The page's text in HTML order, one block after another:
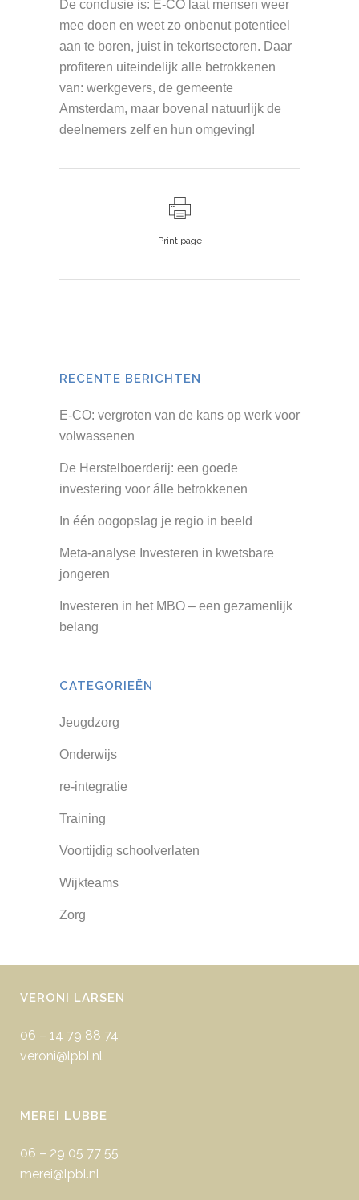
De conclusie is: E-CO laat mensen weer
mee doen en weet zo onbenut potentieel
aan te boren, juist in tekortsectoren. Daar
profiteren uiteindelijk alle betrokkenen
van: werkgevers, de gemeente
Amsterdam, maar bovenal natuurlijk de
deelnemers zelf en hun omgeving!
Print page
RECENTE BERICHTEN
E-CO: vergroten van de kans op werk voor
volwassenen
De Herstelboerderij: een goede
investering voor álle betrokkenen
In één oogopslag je regio in beeld
Meta-analyse Investeren in kwetsbare
jongeren
Investeren in het MBO – een gezamenlijk
belang
CATEGORIEËN
Jeugdzorg
Onderwijs
re-integratie
Training
Voortijdig schoolverlaten
Wijkteams
Zorg
VERONI LARSEN
06 – 14 79 88 74
veroni@lpbl.nl
MEREI LUBBE
06 – 29 05 77 55
merei@lpbl.nl